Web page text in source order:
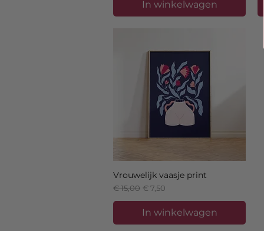
In winkelwagen
Vrouwelijk vaasje print
Normale prijs
€ 15,00 Verkoopprijs
€ 7,50
In winkelwagen